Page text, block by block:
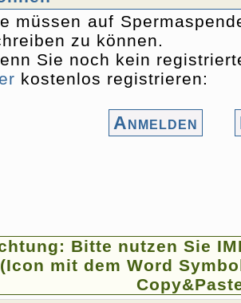
müssen auf
zu können.
Sie noch kein
kostenlos registrieren:
Anmelden
Bitte nutzen Sie
(Icon mit dem Word